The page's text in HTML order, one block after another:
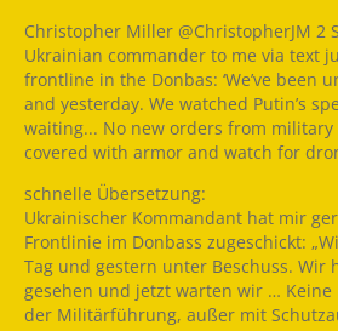
Christopher Miller @ChristopherJM 2
Ukrainian commander to me via text
frontline in the Donbas: ‘We’ve been
and yesterday. We watched Putin’s
waiting... No new orders from
covered with armor and watch for
schnelle Übersetzung:
Ukrainischer Kommandant hat mir
Frontlinie im Donbass zugeschickt:
Tag und gestern unter Beschuss. Wir
gesehen und jetzt warten wir … Keine
der Militärführung, außer mit